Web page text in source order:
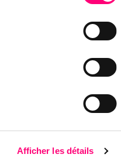
Afficher les détails
Charlotte Franquet
Community Manager